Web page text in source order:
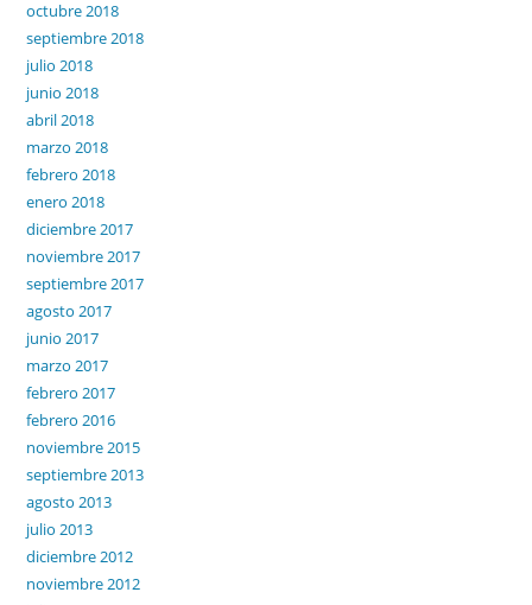
octubre 2018
septiembre 2018
julio 2018
junio 2018
abril 2018
marzo 2018
febrero 2018
enero 2018
diciembre 2017
noviembre 2017
septiembre 2017
agosto 2017
junio 2017
marzo 2017
febrero 2017
febrero 2016
noviembre 2015
septiembre 2013
agosto 2013
julio 2013
diciembre 2012
noviembre 2012